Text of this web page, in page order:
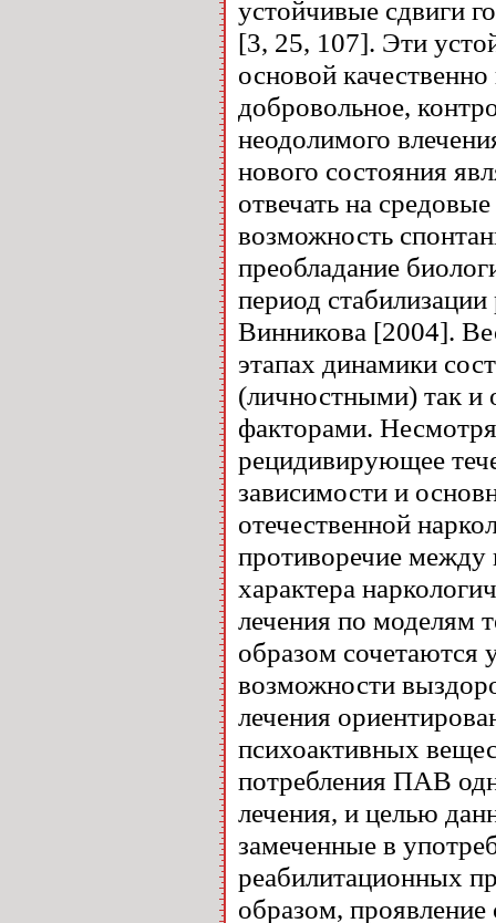
устойчивые сдвиги
[3, 25, 107]. Эти
основой
добровольное,
неодолимого
нового состояния
отвечать на
возможность
преобладание
период
Винникова [2004].
этапах динамики
(личностными) так и
факторами.
рецидивирующее
зависимости и
отечественной
противоречие между
характера
лечения по моделям
образом сочетаются
возможности
лечения
психоактивных
потребления ПАВ
лечения, и целью
замеченные в
реабилитационных
образом,